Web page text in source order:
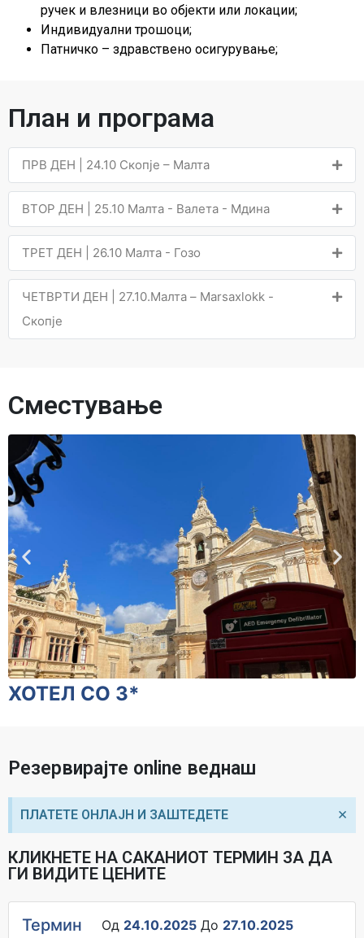
ручек и влезници во објекти или локации;
Индивидуални трошоци;
Патничко – здравствено осигурување;
План и програма
ПРВ ДЕН | 24.10 Скопје – Малта
ВТОР ДЕН | 25.10 Малта - Валета - Мдина
ТРЕТ ДЕН | 26.10 Малта - Гозо
ЧЕТВРТИ ДЕН | 27.10.Малта – Marsaxlokk -
Скопје
Сместување
ХОТЕЛ СО 3*
Резервирајте online веднаш
ПЛАТЕТЕ ОНЛАЈН И ЗАШТЕДЕТЕ ×
КЛИКНЕТЕ НА САКАНИОТ ТЕРМИН ЗА ДА
ГИ ВИДИТЕ ЦЕНИТЕ
Термин Од 24.10.2025 До 27.10.2025